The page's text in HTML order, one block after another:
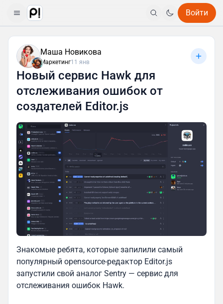
Войти
Маша Новикова
Маркетинг11 янв
Новый сервис Hawk для
отслеживания ошибок от
создателей Editor.js
Знакомые ребята, которые запилили самый
популярный opensource-редактор Editor.js
запустили свой аналог Sentry — сервис для
отслеживания ошибок Hawk.